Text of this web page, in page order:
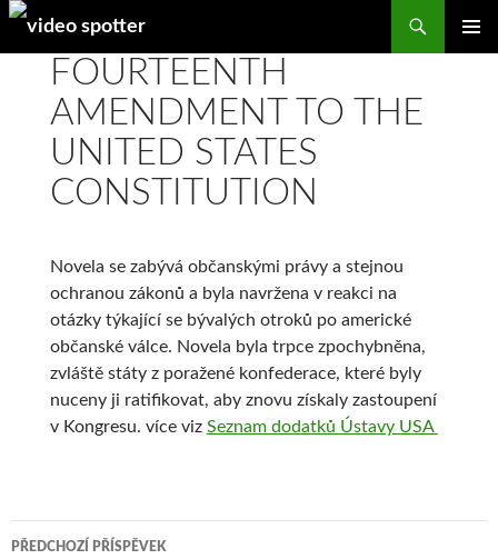
Search
FOURTEENTH
AMENDMENT TO THE
UNITED STATES
CONSTITUTION
Novela se zabývá občanskými právy a stejnou
ochranou zákonů a byla navržena v reakci na
otázky týkající se bývalých otroků po americké
občanské válce. Novela byla trpce zpochybněna,
zvláště státy z poražené konfederace, které byly
nuceny ji ratifikovat, aby znovu získaly zastoupení
v Kongresu. více viz Seznam dodatků Ústavy USA
Navigace
PŘEDCHOZÍ PŘÍSPĚVEK